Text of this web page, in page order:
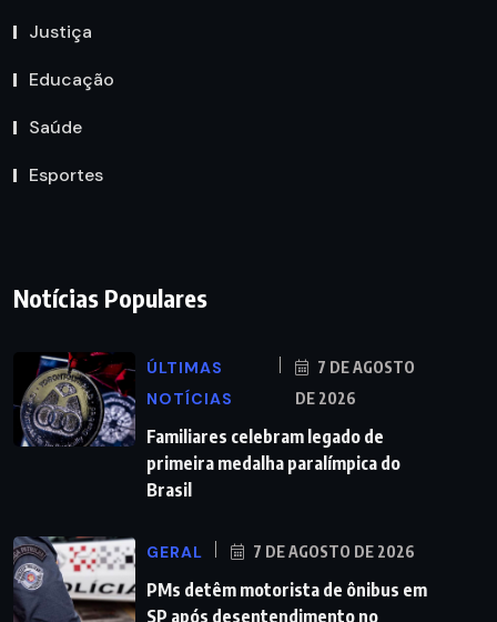
Justiça
Educação
Saúde
Esportes
Notícias Populares
ÚLTIMAS
NOTÍCIAS
7 DE AGOSTO
DE 2026
Familiares celebram legado de
primeira medalha paralímpica do
Brasil
GERAL 7 DE AGOSTO DE 2026
PMs detêm motorista de ônibus em
SP após desentendimento no